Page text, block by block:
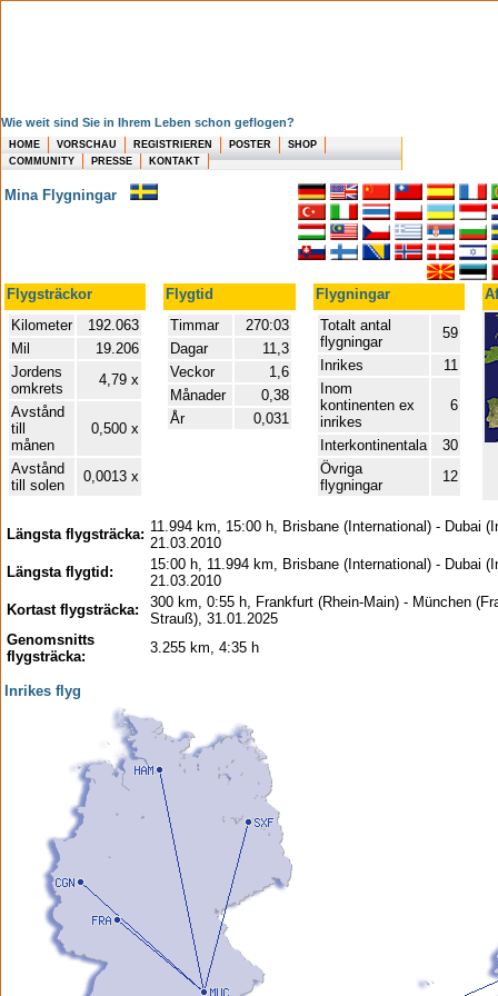
Wie weit sind Sie in Ihrem Leben schon geflogen?
HOME VORSCHAU REGISTRIEREN POSTER
SHOP
COMMUNITY
PRESSE KONTAKT
Mina Flygningar
Flygsträckor Flygtid Flygningar
Kilometer
192.063
Mil
19.206
Jordens
omkrets
4,79 x
Avstånd
till
månen
0,500 x
Avstånd
till solen
0,0013 x
Timmar
270:03
Dagar
11,3
Veckor
1,6
Månader
0,38
År
0,031
Totalt antal
flygningar
59
Inrikes
11
Inom
kontinenten ex
inrikes
6
Interkontinentala
30
Övriga
flygningar
12
Längsta flygsträcka: 11.994 km, 15:00 h, Brisbane (International) - Dubai
21.03.2010
Längsta flygtid:
15:00 h, 11.994 km, Brisbane (International) - Dubai
21.03.2010
Kortast flygsträcka:
300 km, 0:55 h, Frankfurt (Rhein-Main) - München
Strauß), 31.01.2025
Genomsnitts
flygsträcka:
3.255 km, 4:35 h
Inrikes flyg